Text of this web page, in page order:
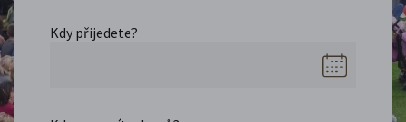
Kdy přijedete?